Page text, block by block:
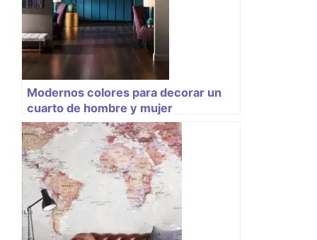
Modernos colores para decorar un
cuarto de hombre y mujer